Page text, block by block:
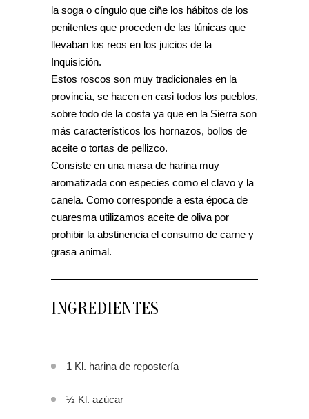
la soga o cíngulo que ciñe los hábitos de los
penitentes que proceden de las túnicas que
llevaban los reos en los juicios de la
Inquisición.
Estos roscos son muy tradicionales en la
provincia, se hacen en casi todos los pueblos,
sobre todo de la costa ya que en la Sierra son
más característicos los hornazos, bollos de
aceite o tortas de pellizco.
Consiste en una masa de harina muy
aromatizada con especies como el clavo y la
canela. Como corresponde a esta época de
cuaresma utilizamos aceite de oliva por
prohibir la abstinencia el consumo de carne y
grasa animal.
INGREDIENTES
1 Kl. harina de repostería
½ Kl. azúcar